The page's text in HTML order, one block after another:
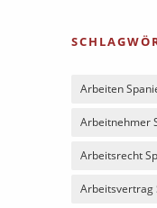
Arbeiten
Arbeitnehmer
Arbeitsrecht
Arbeitsvertrag